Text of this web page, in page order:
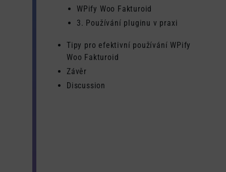
WPify Woo Fakturoid
3. Používání pluginu v praxi
Tipy pro efektivní používání WPify
Woo Fakturoid
Závěr
Discussion